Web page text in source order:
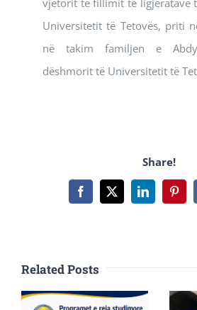
vjetorit të fillimit të ligjëratave
Universitetit të Tetovës, priti
në takim familjen e
dëshmorit të Universitetit të
Share!
Facebook
X LinkedIn
Related Posts